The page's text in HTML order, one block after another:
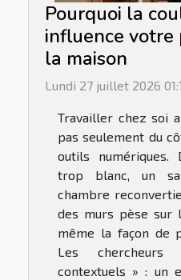
Pourquoi la
influence votre
la maison
Lundi 27 juillet 2026
Travailler chez soi
pas seulement du
outils numériques.
trop blanc, un
chambre
des murs pèse sur
même la façon de
Les chercheurs
contextuels » : un